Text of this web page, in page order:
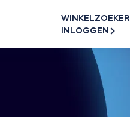
WINKELZOEKER
INLOGGEN